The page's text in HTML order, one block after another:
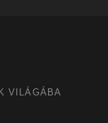
VILÁGÁBA